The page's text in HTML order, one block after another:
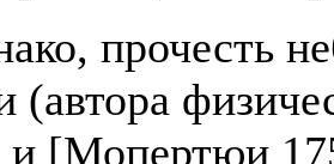
прочесть
и [Мопертюи